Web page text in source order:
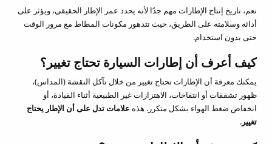
نعم، تاريخ إنتاج الإطارات مهم جدًا لأنه يحدد عمر الإطار الحقيقي، ويؤثر على
أدائه وسلامته على الطريق، حيث تتدهور مكونات المطاط مع مرور الوقت
حتى بدون استخدام.
كيف أعرف أن إطارات السيارة تحتاج تغيير؟
يمكنك معرفة أن الإطارات تحتاج تغيير من خلال تآكل النقشة (المداس)،
ظهور تشققات أو انتفاخات، الاهتزازات غير الطبيعية أثناء القيادة، أو
انخفاض ضغط الهواء بشكل متكرر. هذه علامات تدل على أن الإطار يحتاج
تغيير.